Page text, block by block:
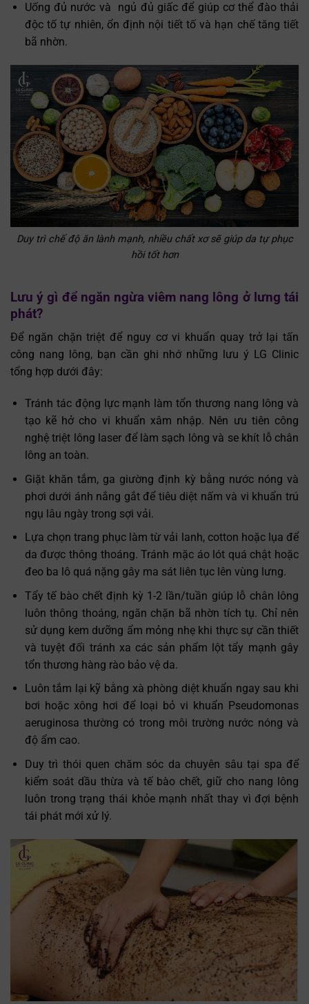
Uống đủ nước và ngủ đủ giấc để giúp cơ thể đào thải
độc tố tự nhiên, ổn định nội tiết tố và hạn chế tăng tiết
bã nhờn.
Duy trì chế độ ăn lành mạnh, nhiều chất xơ sẽ giúp da tự phục
hồi tốt hơn
Lưu ý gì để ngăn ngừa viêm nang lông ở lưng tái
phát?
Để ngăn chặn triệt để nguy cơ vi khuẩn quay trở lại tấn
công nang lông, bạn cần ghi nhớ những lưu ý LG Clinic
tổng hợp dưới đây:
Tránh tác động lực mạnh làm tổn thương nang lông và
tạo kẽ hở cho vi khuẩn xâm nhập. Nên ưu tiên công
nghệ triệt lông laser để làm sạch lông và se khít lỗ chân
lông an toàn.
Giặt khăn tắm, ga giường định kỳ bằng nước nóng và
phơi dưới ánh nắng gắt để tiêu diệt nấm và vi khuẩn trú
ngụ lâu ngày trong sợi vải.
Lựa chọn trang phục làm từ vải lanh, cotton hoặc lụa để
da được thông thoáng. Tránh mặc áo lót quá chật hoặc
đeo ba lô quá nặng gây ma sát liên tục lên vùng lưng.
Tẩy tế bào chết định kỳ 1-2 lần/tuần giúp lỗ chân lông
luôn thông thoáng, ngăn chặn bã nhờn tích tụ. Chỉ nên
sử dụng kem dưỡng ẩm mỏng nhẹ khi thực sự cần thiết
và tuyệt đối tránh xa các sản phẩm lột tẩy mạnh gây
tổn thương hàng rào bảo vệ da.
Luôn tắm lại kỹ bằng xà phòng diệt khuẩn ngay sau khi
bơi hoặc xông hơi để loại bỏ vi khuẩn Pseudomonas
aeruginosa thường có trong môi trường nước nóng và
độ ẩm cao.
Duy trì thói quen chăm sóc da chuyên sâu tại spa để
kiểm soát dầu thừa và tế bào chết, giữ cho nang lông
luôn trong trạng thái khỏe mạnh nhất thay vì đợi bệnh
tái phát mới xử lý.